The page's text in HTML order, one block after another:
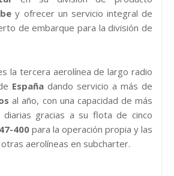
y ofrecer un servicio integral de
de embarque para la división de
la tercera aerolínea de largo radio
España dando servicio a más de
al año, con una capacidad de más
diarias gracias a su flota de cinco
400 para la operación propia y las
aerolíneas en subcharter.